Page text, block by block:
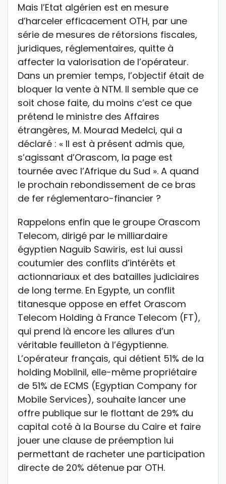
Mais l’Etat algérien est en mesure
d’harceler efficacement OTH, par une
série de mesures de rétorsions fiscales,
juridiques, réglementaires, quitte à
affecter la valorisation de l’opérateur.
Dans un premier temps, l’objectif était de
bloquer la vente à NTM. Il semble que ce
soit chose faite, du moins c’est ce que
prétend le ministre des Affaires
étrangères, M. Mourad Medelci, qui a
déclaré : « Il est à présent admis que,
s’agissant d’Orascom, la page est
tournée avec l’Afrique du Sud ». A quand
le prochain rebondissement de ce bras
de fer réglementaro-financier ?
Rappelons enfin que le groupe Orascom
Telecom, dirigé par le milliardaire
égyptien Naguib Sawiris, est lui aussi
coutumier des conflits d’intérêts et
actionnariaux et des batailles judiciaires
de long terme. En Egypte, un conflit
titanesque oppose en effet Orascom
Telecom Holding à France Telecom (FT),
qui prend là encore les allures d’un
véritable feuilleton à l’égyptienne.
L’opérateur français, qui détient 51% de la
holding Mobilnil, elle-même propriétaire
de 51% de ECMS (Egyptian Company for
Mobile Services), souhaite lancer une
offre publique sur le flottant de 29% du
capital coté à la Bourse du Caire et faire
jouer une clause de préemption lui
permettant de racheter une participation
directe de 20% détenue par OTH.